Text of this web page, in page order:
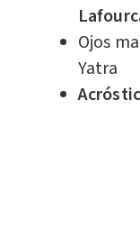
Ojos
Yatra